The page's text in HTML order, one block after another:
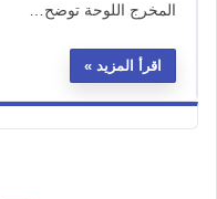
المخرج اللوحة توضح…
اقرأ المزيد